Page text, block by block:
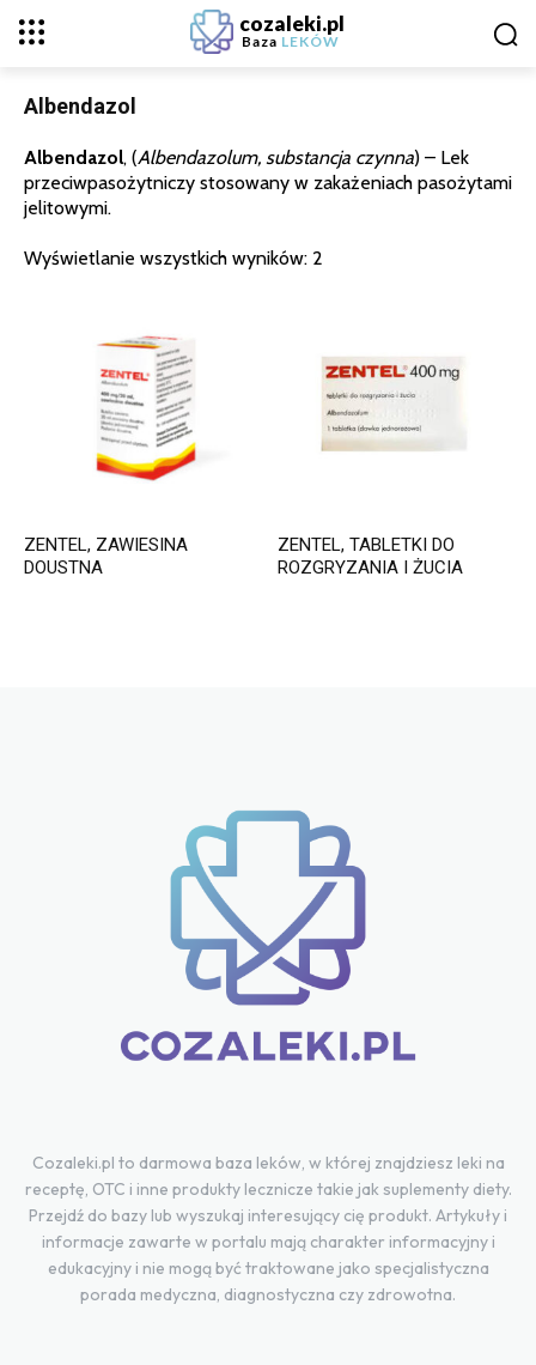
cozaleki.pl
Baza LEKÓW
Albendazol
Albendazol, (Albendazolum, substancja czynna) – Lek
przeciwpasożytniczy stosowany w zakażeniach pasożytami
jelitowymi.
Wyświetlanie wszystkich wyników: 2
ZENTEL, ZAWIESINA
DOUSTNA
ZENTEL, TABLETKI DO
ROZGRYZANIA I ŻUCIA
Cozaleki.pl to darmowa baza leków, w której znajdziesz leki na
receptę, OTC i inne produkty lecznicze takie jak suplementy diety.
Przejdź do bazy lub wyszukaj interesujący cię produkt. Artykuły i
informacje zawarte w portalu mają charakter informacyjny i
edukacyjny i nie mogą być traktowane jako specjalistyczna
porada medyczna, diagnostyczna czy zdrowotna.